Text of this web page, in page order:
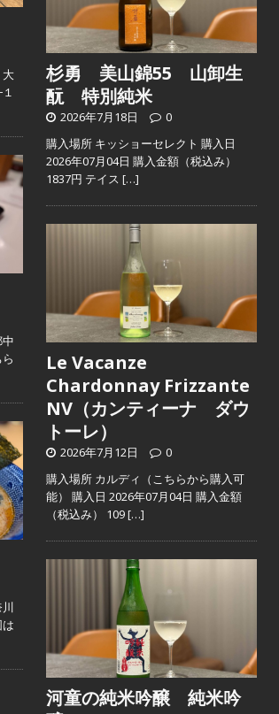
大
杉勇 美山錦55 山卸生
酛 特別純米
2026年7月18日
0
購入場所 キッショーセレクト 購入日
2026年07月04日 購入金額（税込み）
1837円 テイス […]
Le Vacanze
Chardonnay Frizzante
NV（カンティーナ ダウ
トーレ）
2026年7月12日
0
購入場所 カルディ（こちらから購入可
能） 購入日 2026年07月04日 購入金額
（税込み） 109[…]
河童の純米吟醸 純米吟